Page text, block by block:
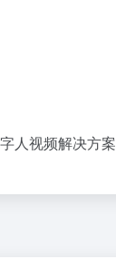
人视频解决方案